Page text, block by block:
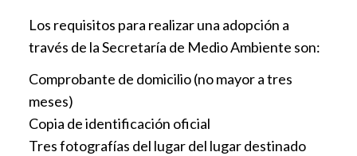
Los requisitos para realizar una adopción a
través de la Secretaría de Medio Ambiente son:
Comprobante de domicilio (no mayor a tres
meses)
Copia de identificación oficial
Tres fotografías del lugar del lugar destinado